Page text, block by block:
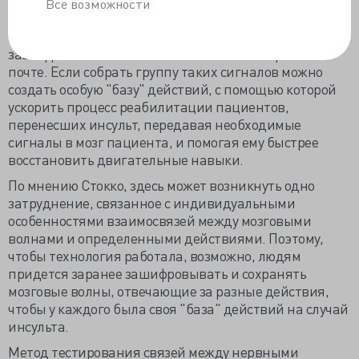
"получателя". Недавно ученые отправили
зашифрованные мозговые волны по электронной
почте. Если собрать группу таких сигналов можно
создать особую "базу" действий, с помощью которой
ускорить процесс реабилитации пациентов,
перенесших инсульт, передавая необходимые
сигналы в мозг пациента, и помогая ему быстрее
восстановить двигательные навыки.
По мнению Стокко, здесь может возникнуть одно
затруднение, связанное с индивидуальными
особенностями взаимосвязей между мозговыми
волнами и определенными действиями. Поэтому,
чтобы технология работала, возможно, людям
придется заранее зашифровывать и сохранять
мозговые волны, отвечающие за разные действия,
чтобы у каждого была своя "база" действий на случай
инсульта.
Метод тестирования связей между нервными